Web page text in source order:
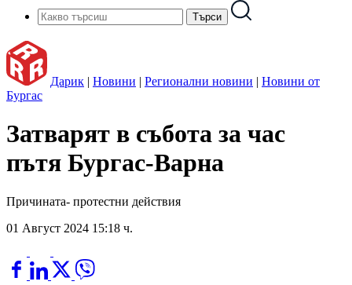
Дарик | Новини | Регионални новини | Новини от
Бургас
Затварят в събота за час
пътя Бургас-Варна
Причината- протестни действия
01 Август 2024 15:18 ч.